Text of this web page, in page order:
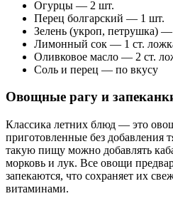
Огурцы — 2 шт.
Перец болгарский — 1 шт.
Зелень (укроп, петрушка)
Лимонный сок — 1 ст.
Оливковое масло — 2 ст.
Соль и перец — по вкусу
Овощные рагу и
Классика летних блюд — это
приготовленные без добавления
такую пищу можно добавлять
морковь и лук. Все овощи
запекаются, что сохраняет их
витаминами.